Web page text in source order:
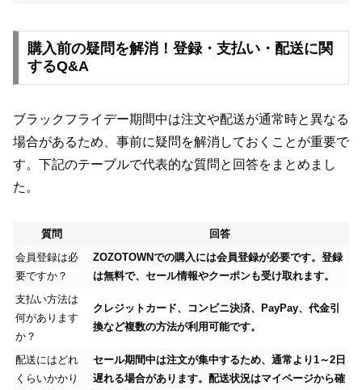
購入前の疑問を解消！登録・支払い・配送に関
するQ&A
ブラックフライデー期間中は注文や配送が通常時と異なる
場合があるため、事前に疑問を解消しておくことが重要で
す。下記のテーブルで代表的な質問と回答をまとめまし
た。
質問
回答
会員登録は必
要ですか？
ZOZOTOWNでの購入には会員登録が必要です。登録
は無料で、セール情報やクーポンも受け取れます。
支払い方法は
何があります
か？
クレジットカード、コンビニ決済、PayPay、代金引
換など複数の方法が利用可能です。
配送にはどれ
くらいかかり
セール期間中は注文が集中するため、通常より1～2日
遅れる場合があります。配送状況はマイページから確